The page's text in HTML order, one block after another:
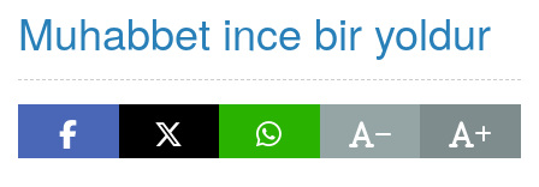
Muhabbet ince bir yoldur